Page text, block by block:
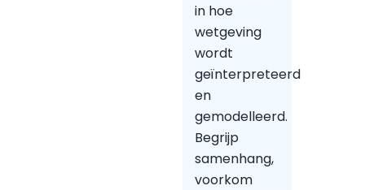
in hoe
wetgeving
wordt
geïnterpreteerd
en
gemodelleerd.
Begrijp
samenhang,
voorkom